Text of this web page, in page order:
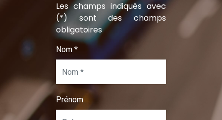
Les champs indiqués avec
(*) sont des champs
obligatoires
Nom *
Prénom